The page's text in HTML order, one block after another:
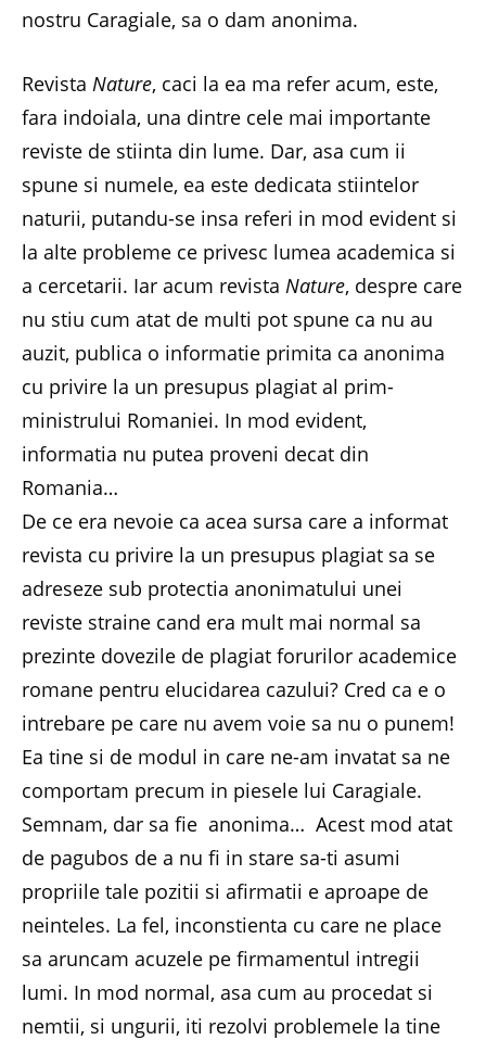
nostru Caragiale, sa o dam anonima.
Revista Nature, caci la ea ma refer acum, este,
fara indoiala, una dintre cele mai importante
reviste de stiinta din lume. Dar, asa cum ii
spune si numele, ea este dedicata stiintelor
naturii, putandu-se insa referi in mod evident si
la alte probleme ce privesc lumea academica si
a cercetarii. Iar acum revista Nature, despre care
nu stiu cum atat de multi pot spune ca nu au
auzit, publica o informatie primita ca anonima
cu privire la un presupus plagiat al prim-
ministrului Romaniei. In mod evident,
informatia nu putea proveni decat din
Romania…
De ce era nevoie ca acea sursa care a informat
revista cu privire la un presupus plagiat sa se
adreseze sub protectia anonimatului unei
reviste straine cand era mult mai normal sa
prezinte dovezile de plagiat forurilor academice
romane pentru elucidarea cazului? Cred ca e o
intrebare pe care nu avem voie sa nu o punem!
Ea tine si de modul in care ne-am invatat sa ne
comportam precum in piesele lui Caragiale.
Semnam, dar sa fie anonima… Acest mod atat
de pagubos de a nu fi in stare sa-ti asumi
propriile tale pozitii si afirmatii e aproape de
neinteles. La fel, inconstienta cu care ne place
sa aruncam acuzele pe firmamentul intregii
lumi. In mod normal, asa cum au procedat si
nemtii, si ungurii, iti rezolvi problemele la tine